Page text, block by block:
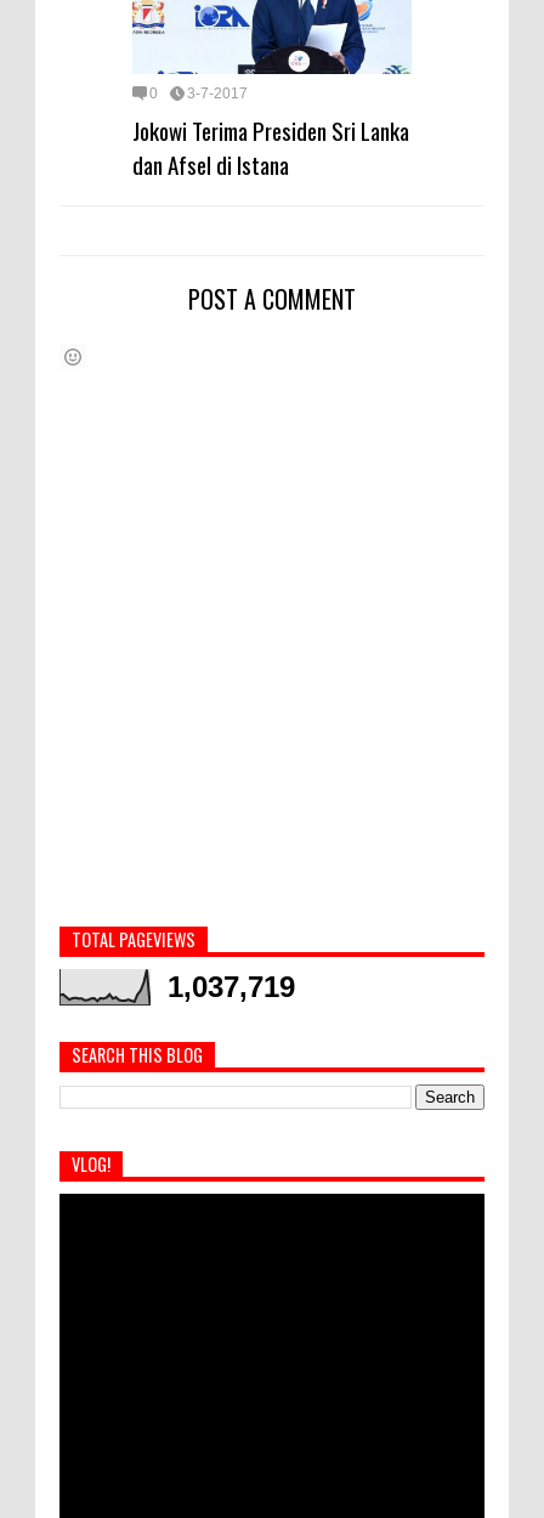
0 3-7-2017
Jokowi Terima Presiden Sri Lanka
dan Afsel di Istana
POST A COMMENT
TOTAL PAGEVIEWS
1,037,719
SEARCH THIS BLOG
VLOG!